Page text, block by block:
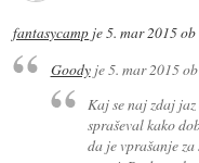
fantasycamp je5. mar 2015
Goodyje5. mar 2015
Kaj se naj zdaj
spraševal kako
da je vprašanje za